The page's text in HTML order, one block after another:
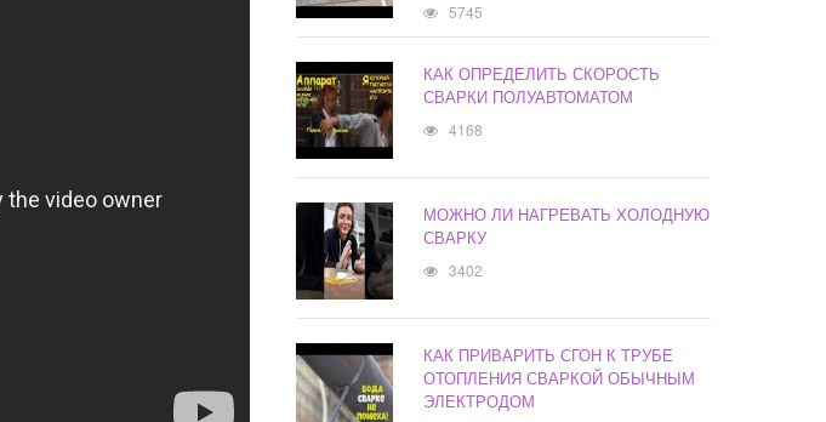
5745
КАК ОПРЕДЕЛИТЬ СКОРОСТЬ
СВАРКИ ПОЛУАВТОМАТОМ
4168
МОЖНО ЛИ НАГРЕВАТЬ ХОЛОДНУЮ
СВАРКУ
3402
КАК ПРИВАРИТЬ СГОН К ТРУБЕ
ОТОПЛЕНИЯ СВАРКОЙ ОБЫЧНЫМ
ЭЛЕКТРОДОМ